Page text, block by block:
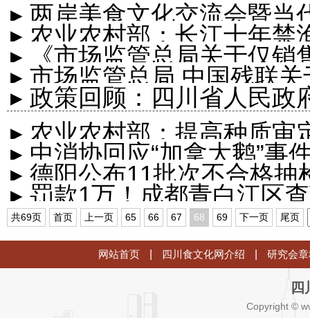
▸ 两岸美食文化交流会暨当
▸ 农业农村部：长江十年禁
▸ 《市场监管总局关于仅销
公告》解读
▸ 市场监管总局 中国残联
的指导意见
▸ 政策回顾：四川省人民政
▸ 农业农村部：提高种质审
▸ 中消协回应“加拿大鹅”事
没有特权
▸ 德阳公布11批次不合格抽
▸ 罚款1万！成都青白江区
品销售案件
共69页 首页 上一页 65 66 67 68 69 下一页 尾页
网站首页 四川食文化网介绍 研究会
Copyright ©